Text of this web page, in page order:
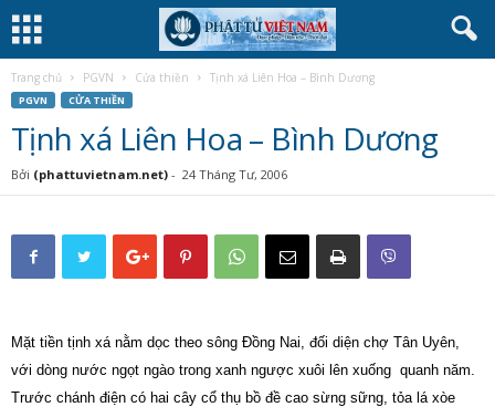
Trang chủ PGVN Cửa thiền Tịnh xá Liên Hoa – Bình Dương
PGVN CỬA THIỀN
Tịnh xá Liên Hoa – Bình Dương
Bởi (phattuvietnam.net) - 24 Tháng Tư, 2006
Mặt tiền tịnh xá nằm dọc theo sông Đồng Nai, đối diện chợ Tân Uyên,
với dòng nước ngọt ngào trong xanh ngược xuôi lên xuống quanh năm.
Trước chánh điện có hai cây cổ thụ bồ đề cao sừng sững, tỏa lá xòe